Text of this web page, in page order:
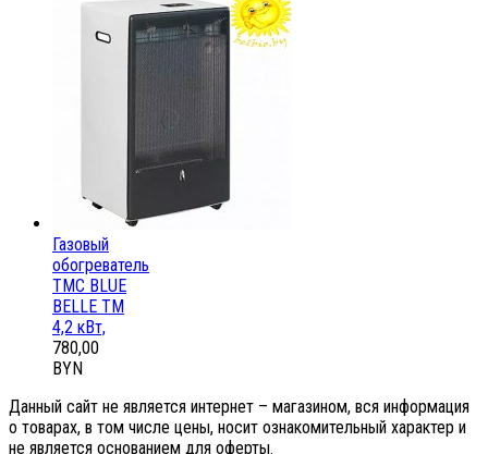
Газовый
обогреватель
ТМС BLUE
BELLE ТМ
4,2 кВт,
780,00
BYN
Данный сайт не является интернет – магазином, вся информация
о товарах, в том числе цены, носит ознакомительный характер и
не является основанием для оферты.